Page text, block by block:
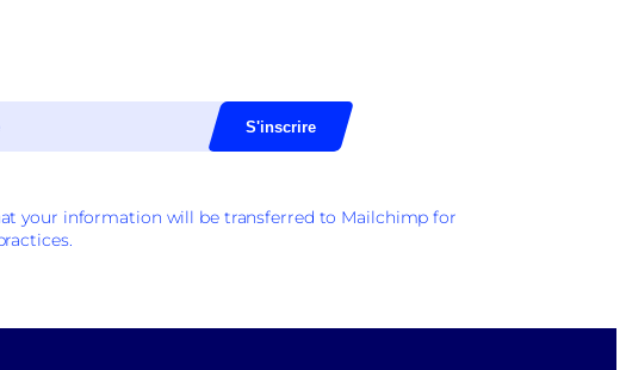
your information will be transferred to Mailchimp for